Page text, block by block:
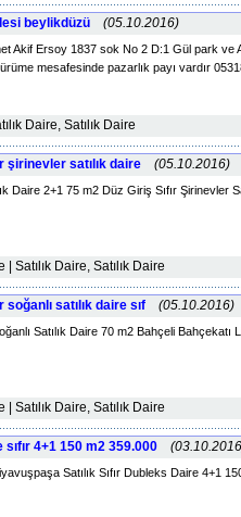
beylikdüzü (05.10.2016)
Akif Ersoy 1837 sok No 2 D:1 Gül park ve
mesafesinde pazarlık payı vardır
Daire, Satılık Daire
satılık daire (05.10.2016)
Daire 2+1 75 m2 Düz Giriş Sıfır Şirinevler
Satılık Daire, Satılık Daire
satılık daire sıf (05.10.2016)
Satılık Daire 70 m2 Bahçeli
Satılık Daire, Satılık Daire
4+1 150 m2 359.000
Satılık Sıfır Dubleks Daire 4+1